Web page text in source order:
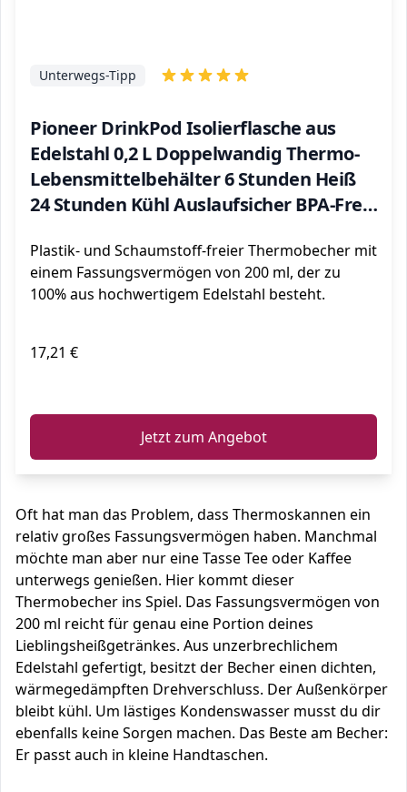
Pioneer DrinkPod Isolierflasche aus
Edelstahl 0,2 L Doppelwandig Thermo-
Lebensmittelbehälter 6 Stunden Heiß
24 Stunden Kühl Auslaufsicher BPA-Frei -
Unterwegs-Tipp
Plastik- und Schaumstoff-freier Thermobecher mit
einem Fassungsvermögen von 200 ml, der zu
100% aus hochwertigem Edelstahl besteht.
17,21 €
Jetzt zum Angebot
Oft hat man das Problem, dass Thermoskannen ein
relativ großes Fassungsvermögen haben. Manchmal
möchte man aber nur eine Tasse Tee oder Kaffee
unterwegs genießen. Hier kommt dieser
Thermobecher ins Spiel. Das Fassungsvermögen von
200 ml reicht für genau eine Portion deines
Lieblingsheißgetränkes. Aus unzerbrechlichem
Edelstahl gefertigt, besitzt der Becher einen dichten,
wärmegedämpften Drehverschluss. Der Außenkörper
bleibt kühl. Um lästiges Kondenswasser musst du dir
ebenfalls keine Sorgen machen. Das Beste am Becher:
Er passt auch in kleine Handtaschen.